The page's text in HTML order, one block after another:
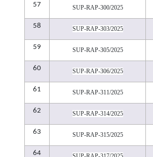
57 SUP-RAP-300/2025
58 SUP-RAP-303/2025
59 SUP-RAP-305/2025
60 SUP-RAP-306/2025
61 SUP-RAP-311/2025
62 SUP-RAP-314/2025
63 SUP-RAP-315/2025
64